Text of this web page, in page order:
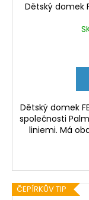
Dětský domek
Dětský domek
společnosti
liniemi. Má
ČEPÍRKŮV TIP